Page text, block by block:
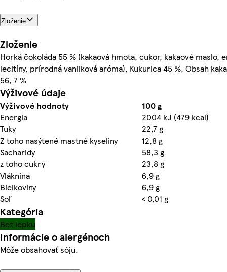
Zloženie
Zloženie
Horká čokoláda 55 % (kakaová hmota, cukor, kakaové maslo,
lecitíny, prírodná vanilková aróma), Kukurica 45 %, Obsah
56, 7 %
Výživové údaje
Výživové hodnoty
100 g
Energia
2004 kJ (479 kcal)
Tuky
22,7 g
Z toho nasýtené mastné kyseliny
12,8 g
Sacharidy
58,3 g
z toho cukry
23,8 g
Vláknina
6,9 g
Bielkoviny
6,9 g
Soľ
< 0,01 g
Kategória
Bez lepku
Informácie o alergénoch
Môže obsahovať sóju.